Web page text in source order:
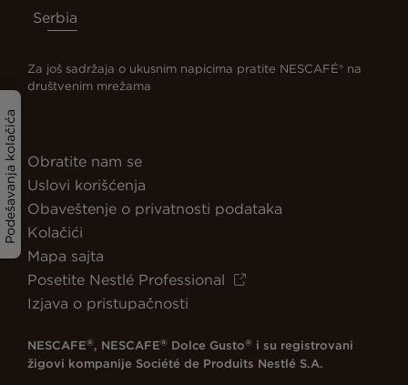
Podešavanja kolačića
Serbia
Za još sadržaja o ukusnim napicima pratite NESCAFÉ® na
društvenim mrežama
Obratite nam se
Uslovi korišćenja
Obaveštenje o privatnosti podataka
Kolačići
Mapa sajta
Posetite Nestlé Professional
Izjava o pristupačnosti
NESCAFE®, NESCAFE® Dolce Gusto® i su registrovani
žigovi kompanije Société de Produits Nestlé S.A.